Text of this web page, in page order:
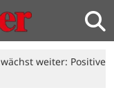
weiter: Positive